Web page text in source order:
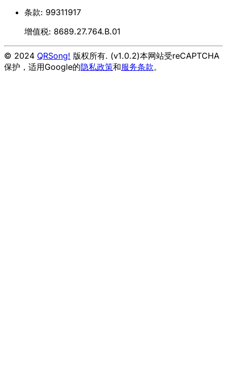
条款: 99311917
增值税: 8689.27.764.B.01
© 2024 QRSong! 版权所有. (v1.0.2)本网站受reCAPTCHA
保护，适用Google的隐私政策和服务条款。